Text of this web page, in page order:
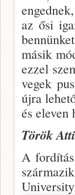
az ősi
másik
ezzel
vegek
újra
és eleven
Török
A